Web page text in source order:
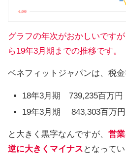
グラフの年次がおかしいです
ら19年3月期までの推移です。
ベネフィットジャパンは、税
18年3月期 739,235百万円
19年3月期 843,303百万円
と大きく黒字なんですが、 営
逆に大きくマイナス となってい